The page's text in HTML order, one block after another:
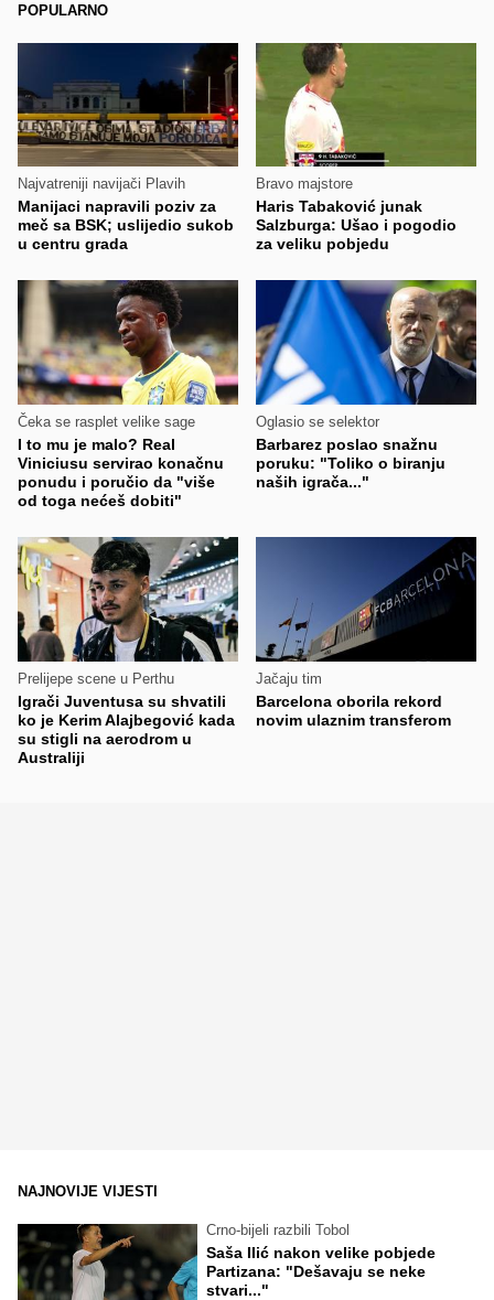
POPULARNO
Najvatreniji navijači Plavih
Manijaci napravili poziv za
meč sa BSK; uslijedio sukob
u centru grada
Bravo majstore
Haris Tabaković junak
Salzburga: Ušao i pogodio
za veliku pobjedu
Čeka se rasplet velike sage
I to mu je malo? Real
Viniciusu servirao konačnu
ponudu i poručio da "više
od toga nećeš dobiti"
Oglasio se selektor
Barbarez poslao snažnu
poruku: "Toliko o biranju
naših igrača..."
Prelijepe scene u Perthu
Igrači Juventusa su shvatili
ko je Kerim Alajbegović kada
su stigli na aerodrom u
Australiji
Jačaju tim
Barcelona oborila rekord
novim ulaznim transferom
NAJNOVIJE VIJESTI
Crno-bijeli razbili Tobol
Saša Ilić nakon velike pobjede
Partizana: "Dešavaju se neke
stvari..."